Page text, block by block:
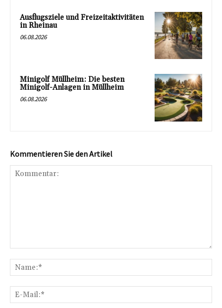
Ausflugsziele und Freizeitaktivitäten
in Rheinau
06.08.2026
Minigolf Müllheim: Die besten
Minigolf-Anlagen in Müllheim
06.08.2026
Kommentieren Sie den Artikel